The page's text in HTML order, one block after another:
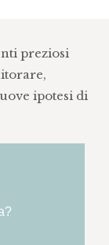
preziosi
ipotesi di